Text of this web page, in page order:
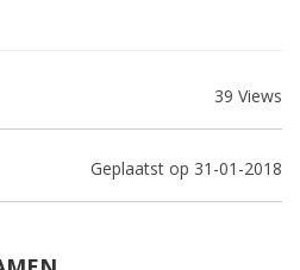
39 Views
Geplaatst op 31-01-2018